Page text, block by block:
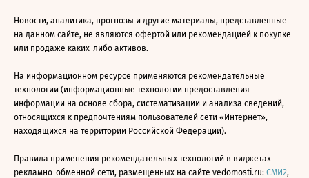
Новости, аналитика, прогнозы и другие материалы, представленные
на данном сайте, не являются офертой или рекомендацией к покупке
или продаже каких-либо активов.
На информационном ресурсе применяются рекомендательные
технологии (информационные технологии предоставления
информации на основе сбора, систематизации и анализа сведений,
относящихся к предпочтениям пользователей сети «Интернет»,
находящихся на территории Российской Федерации).
Правила применения рекомендательных технологий в виджетах
рекламно-обменной сети, размещенных на сайте vedomosti.ru: СМИ2,